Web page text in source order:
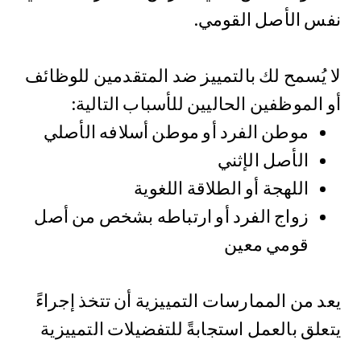
نفس الأصل القومي.
لا يُسمح لك بالتمييز ضد المتقدمين للوظائف
أو الموظفين الحاليين للأسباب التالية:
موطن الفرد أو موطن أسلافه الأصلي
الأصل الإثني
اللهجة أو الطلاقة اللغوية
زواج الفرد أو ارتباطه بشخص من أصل
قومي معين
يعد من الممارسات التمييزية أن تتخذ إجراءً
يتعلق بالعمل استجابةً للتفضيلات التمييزية